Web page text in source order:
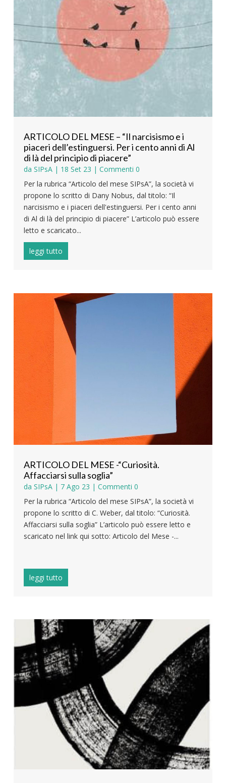
ARTICOLO DEL MESE – “Il narcisismo e i
piaceri dell’estinguersi. Per i cento anni di Al
di là del principio di piacere”
da SIPsA| 18 Set 23 | Commenti 0
Per la rubrica “Articolo del mese SIPsA”, la società vi
propone lo scritto di Dany Nobus, dal titolo: “Il
narcisismo e i piaceri dell'estinguersi. Per i cento anni
di Al di là del principio di piacere” L’articolo può essere
letto e scaricato...
leggi tutto
ARTICOLO DEL MESE -“Curiosità.
Affacciarsi sulla soglia”
da SIPsA| 7 Ago 23 | Commenti 0
Per la rubrica “Articolo del mese SIPsA”, la società vi
propone lo scritto di C. Weber, dal titolo: “Curiosità.
Affacciarsi sulla soglia” L’articolo può essere letto e
scaricato nel link qui sotto: Articolo del Mese -...
leggi tutto